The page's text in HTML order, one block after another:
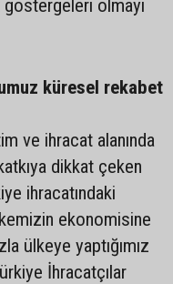
göstergeleri olmayı
küresel rekabet
ve ihracat alanında
dikkat çeken
ihracatındaki
ekonomisine
ülkeye yaptığımız
İhracatçılar